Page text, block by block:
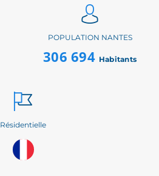
POPULATION NANTES
306 694 Habitants
Résidentielle